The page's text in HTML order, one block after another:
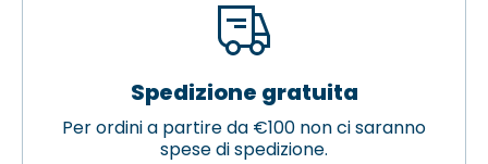
Spedizione gratuita
Per ordini a partire da €100 non ci saranno
spese di spedizione.